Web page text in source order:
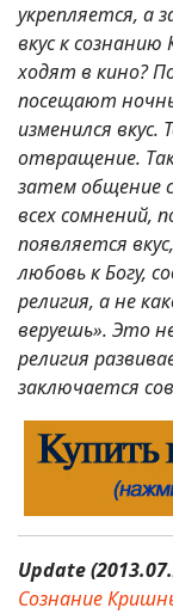
укрепляется, а
вкус к
ходят в кино?
посещают
изменился вкус.
отвращение.
затем общение
всех сомнений,
появляется
любовь к Богу,
религия, а не
веруешь». Это
религия
заключается
Update
Сознание